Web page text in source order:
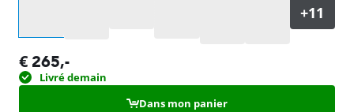
€ 265,-
Livré demain
Dans mon panier